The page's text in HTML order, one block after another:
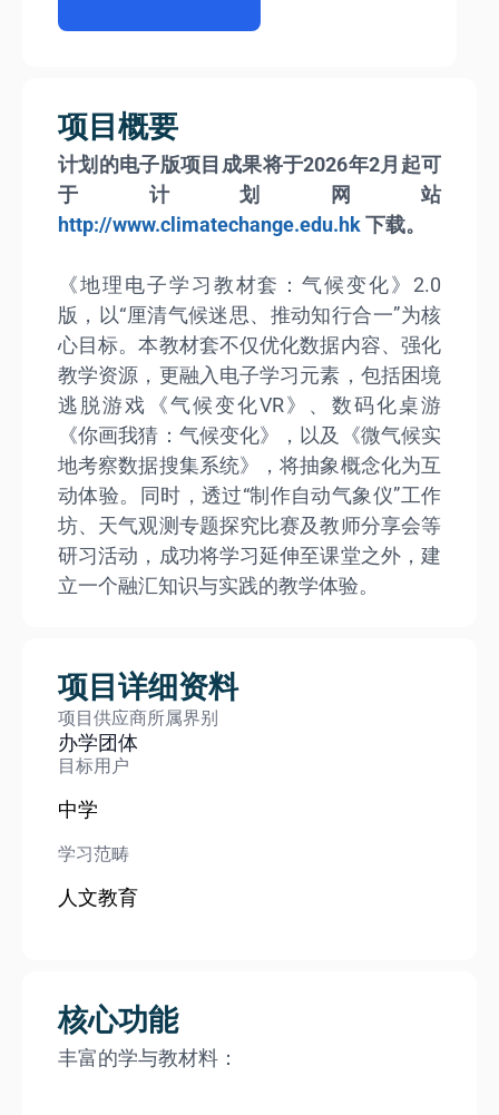
项目概要
计划的电子版项目成果将于2026年2月起可
于计划网站
http://www.climatechange.edu.hk下载。
《地理电子学习教材套：气候变化》2.0
版，以“厘清气候迷思、推动知行合一”为核
心目标。本教材套不仅优化数据内容、强化
教学资源，更融入电子学习元素，包括困境
逃脱游戏《气候变化VR》、数码化桌游
《你画我猜：气候变化》，以及《微气候实
地考察数据搜集系统》，将抽象概念化为互
动体验。同时，透过“制作自动气象仪”工作
坊、天气观测专题探究比赛及教师分享会等
研习活动，成功将学习延伸至课堂之外，建
立一个融汇知识与实践的教学体验。
项目详细资料
项目供应商所属界别
办学团体
目标用户
中学
学习范畴
人文教育
核心功能
丰富的学与教材料：